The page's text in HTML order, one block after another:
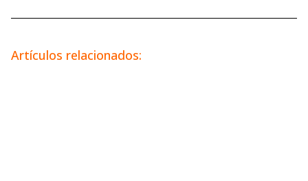
Artículos relacionados: